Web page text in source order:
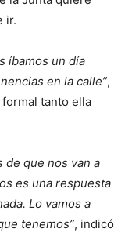
ir.
íbamos un día
en la calle”,
tanto ella
de que nos van a
es una respuesta
Lo vamos a
tenemos”, indicó